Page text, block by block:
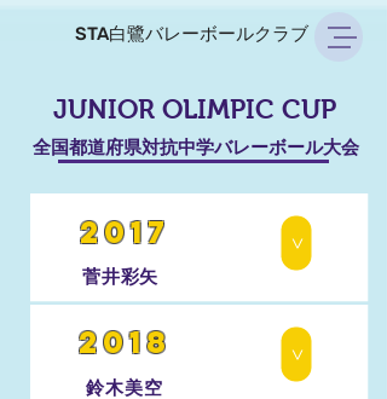
STA白鷺バレーボールクラブ
JUNIOR OLIMPIC CUP
全国都道府県対抗中学バレーボール大会
2017
菅井彩矢
>
2018
鈴木美空
>